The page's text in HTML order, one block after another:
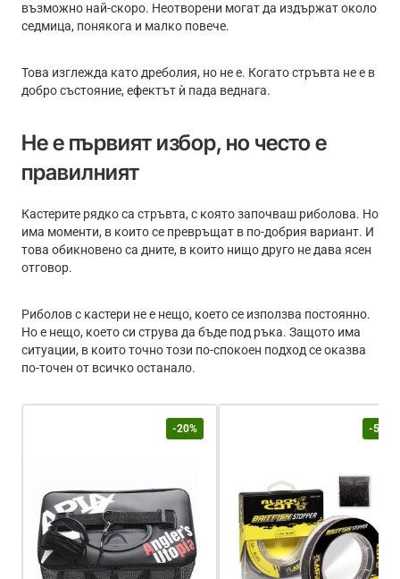
възможно най-скоро. Неотворени могат да издържат около
седмица, понякога и малко повече.
Това изглежда като дреболия, но не е. Когато стръвта не е в
добро състояние, ефектът ѝ пада веднага.
Не е първият избор, но често е
правилният
Кастерите рядко са стръвта, с която започваш риболова. Но
има моменти, в които се превръщат в по-добрия вариант. И
това обикновено са дните, в които нищо друго не дава ясен
отговор.
Риболов с кастери не е нещо, което се използва постоянно.
Но е нещо, което си струва да бъде под ръка. Защото има
ситуации, в които точно този по-спокоен подход се оказва
по-точен от всичко останало.
-20% -50%